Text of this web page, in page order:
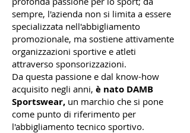
sempre, l'azienda non si limita a essere
specializzata nell'abbigliamento
promozionale, ma sostiene attivamente
organizzazioni sportive e atleti
attraverso sponsorizzazioni.
Da questa passione e dal know-how
acquisito negli anni, è nato DAMB
Sportswear, un marchio che si pone
come punto di riferimento per
l'abbigliamento tecnico sportivo.